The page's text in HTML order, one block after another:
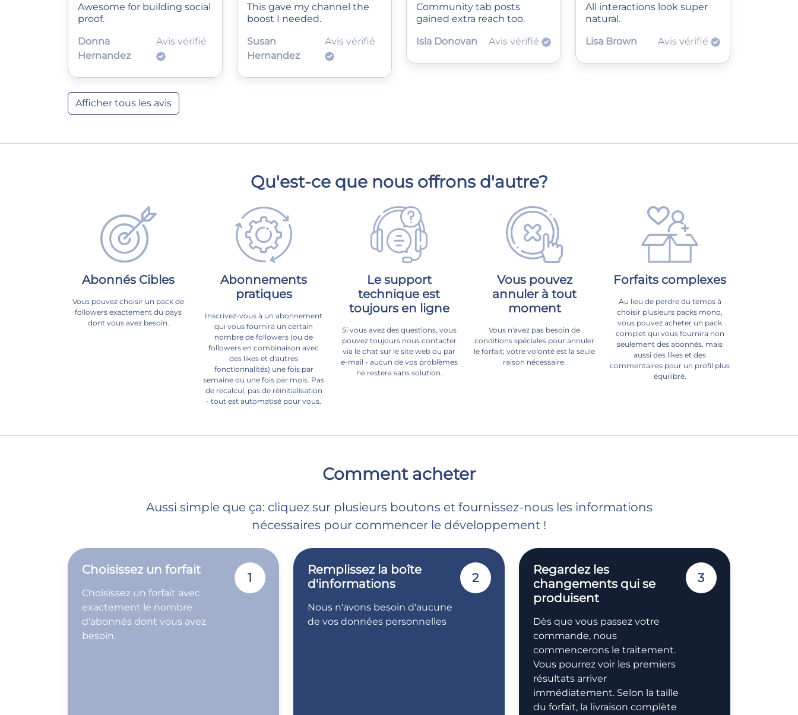
Awesome for building social
proof.
Donna
Hernandez
Avis vérifié
This gave my channel the
boost I needed.
Susan
Hernandez
Avis vérifié
Community tab posts
gained extra reach too.
Isla Donovan
Avis vérifié
All interactions look super
natural.
Lisa Brown
Avis vérifié
Afficher tous les avis
Qu'est-ce que nous offrons d'autre?
Abonnés Cibles
Vous pouvez choisir un pack de
followers exactement du pays
dont vous avez besoin.
Abonnements
pratiques
Inscrivez-vous à un abonnement
qui vous fournira un certain
nombre de followers (ou de
followers en combinaison avec
des likes et d'autres
fonctionnalités) une fois par
semaine ou une fois par mois. Pas
de recalcul, pas de réinitialisation
- tout est automatisé pour vous.
Le support
technique est
toujours en ligne
Si vous avez des questions, vous
pouvez toujours nous contacter
via le chat sur le site web ou par
e-mail - aucun de vos problèmes
ne restera sans solution.
Vous pouvez
annuler à tout
moment
Vous n'avez pas besoin de
conditions spéciales pour annuler
le forfait; votre volonté est la seule
raison nécessaire.
Forfaits complexes
Au lieu de perdre du temps à
choisir plusieurs packs mono,
vous pouvez acheter un pack
complet qui vous fournira non
seulement des abonnés, mais
aussi des likes et des
commentaires pour un profil plus
équilibré.
Comment acheter
Aussi simple que ça: cliquez sur plusieurs boutons et fournissez-nous les informations
nécessaires pour commencer le développement !
Choisissez un forfait
Choisissez un forfait avec
exactement le nombre
d'abonnés dont vous avez
besoin.
1
Remplissez la boîte
d'informations
Nous n'avons besoin d'aucune
de vos données personnelles
2
Regardez les
changements qui se
produisent
Dès que vous passez votre
commande, nous
commencerons le traitement.
Vous pourrez voir les premiers
résultats arriver
immédiatement. Selon la taille
du forfait, la livraison complète
3